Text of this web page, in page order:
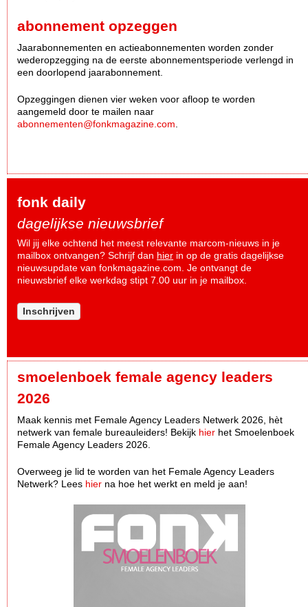
abonnement opzeggen
Jaarabonnementen en actieabonnementen worden zonder
wederopzegging na de eerste abonnementsperiode verlengd in
een doorlopend jaarabonnement.
Opzeggingen dienen vier weken voor afloop te worden
aangemeld door te mailen naar
abonnementen@fonkmagazine.com
fonk daily
dagelijkse nieuwsbrief
Wil jij elke ochtend het meest relevante marcom-nieuws in je
mailbox ontvangen? Schrijf dan hier in op de gratis dagelijkse
nieuwsupdate van fonkmagazine.com. Je ontvangt de
nieuwsbrief elke werkdag stipt 7.00 uur in je mailbox.
Inschrijven
smoelenboek female agency leaders
2026
Maak kennis met Female Agency Leaders Netwerk 2026, hèt
netwerk van female bureauleiders! Bekijk hier het Smoelenboek
Female Agency Leaders 2026.
Overweeg je lid te worden van het Female Agency Leaders
Netwerk? Lees hier na hoe het werkt en meld je aan!